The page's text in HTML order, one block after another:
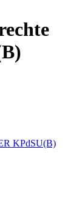
KPdSU(B)